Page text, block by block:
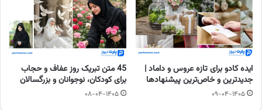
ایده کادو برای تازه عروس و داماد |
جدیدترین و خاص‌ترین پیشنهادها
۰۹-۰۴-۱۴۰۵
45 متن تبریک روز عفاف و حجاب
برای کودکان، نوجوانان و بزرگسالان
۰۸-۰۴-۱۴۰۵